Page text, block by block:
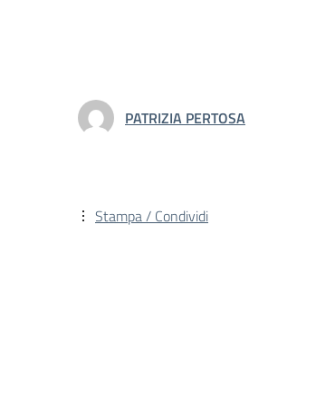
PATRIZIA PERTOSA
Stampa / Condividi